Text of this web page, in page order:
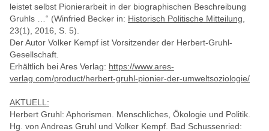
leistet selbst Pionierarbeit in der biographischen Beschreibung
Gruhls …“ (Winfried Becker in: Historisch Politische Mitteilung
23(1), 2016, S. 5).
Der Autor Volker Kempf ist Vorsitzender der Herbert-Gruhl-
Gesellschaft.
Erhältlich bei Ares Verlag: https://www.ares-
verlag.com/product/herbert-gruhl-pionier-der-umweltsoziologie/
AKTUELL:
Herbert Gruhl: Aphorismen. Menschliches, Ökologie und Politik.
Hg. von Andreas Gruhl und Volker Kempf. Bad Schussenried: